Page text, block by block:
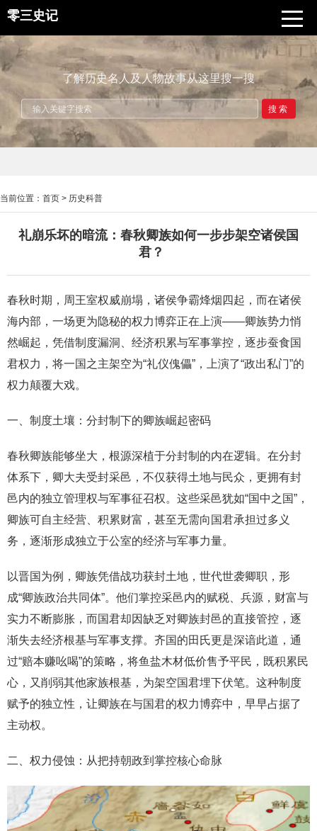
零三史记
了解历史名人及人物故事从这里搜一搜
搜索
当前位置： 首页 > 历史科普
礼崩乐坏的暗流：春秋卿族如何一步步架空诸侯国
君？
春秋时期，周王室权威崩塌，诸侯争霸烽烟四起，而在诸侯
海内部，一场更为隐秘的权力博弈正在上演——卿族势力悄
然崛起，凭借制度漏洞、经济积累与军事掌控，逐步蚕食国
君权力，将一国之主架空为“礼仪傀儡”，上演了“政出私门”的
权力颠覆大戏。
一、制度土壤：分封制下的卿族崛起密码
春秋卿族能够坐大，根源深植于分封制的内在逻辑。在分封
体系下，卿大夫受封采邑，不仅获得土地与民众，更拥有封
邑内的独立管理权与军事征召权。这些采邑犹如“国中之国”，
卿族可自主经营、积累财富，甚至无需向国君承担过多义
务，逐渐形成独立于公室的经济与军事力量。
以晋国为例，卿族凭借战功获封土地，世代世袭卿职，形
成“卿族政治共同体”。他们掌控采邑内的赋税、兵源，财富与
实力不断膨胀，而国君却因缺乏对卿族封邑的直接管控，逐
渐失去经济根基与军事支撑。齐国的田氏更是深谙此道，通
过“赔本赚吆喝”的策略，将鱼盐木材低价售予平民，既积累民
心，又削弱其他家族根基，为架空国君埋下伏笔。这种制度
赋予的独立性，让卿族在与国君的权力博弈中，早早占据了
主动权。
二、权力侵蚀：从把持朝政到掌控核心命脉